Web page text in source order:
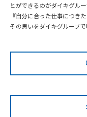
とができるのがダイキグルー
『自分に合った仕事につき
その思いをダイキグループで